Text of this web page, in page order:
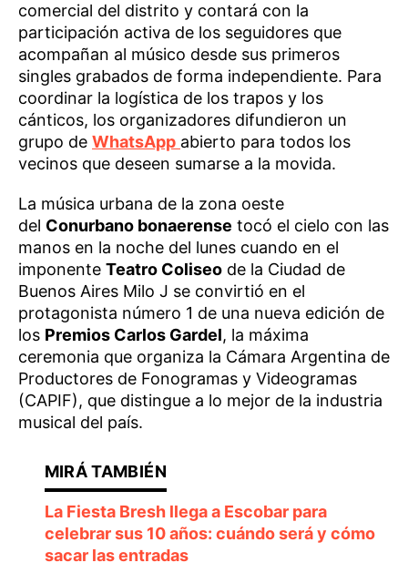
comercial del distrito y contará con la
participación activa de los seguidores que
acompañan al músico desde sus primeros
singles grabados de forma independiente. Para
coordinar la logística de los trapos y los
cánticos, los organizadores difundieron un
grupo de WhatsApp abierto para todos los
vecinos que deseen sumarse a la movida.
La música urbana de la zona oeste
del Conurbano bonaerense tocó el cielo con las
manos en la noche del lunes cuando en el
imponente Teatro Coliseo de la Ciudad de
Buenos Aires Milo J se convirtió en el
protagonista número 1 de una nueva edición de
los Premios Carlos Gardel, la máxima
ceremonia que organiza la Cámara Argentina de
Productores de Fonogramas y Videogramas
(CAPIF), que distingue a lo mejor de la industria
musical del país.
La Fiesta Bresh llega a Escobar para
celebrar sus 10 años: cuándo será y cómo
sacar las entradas